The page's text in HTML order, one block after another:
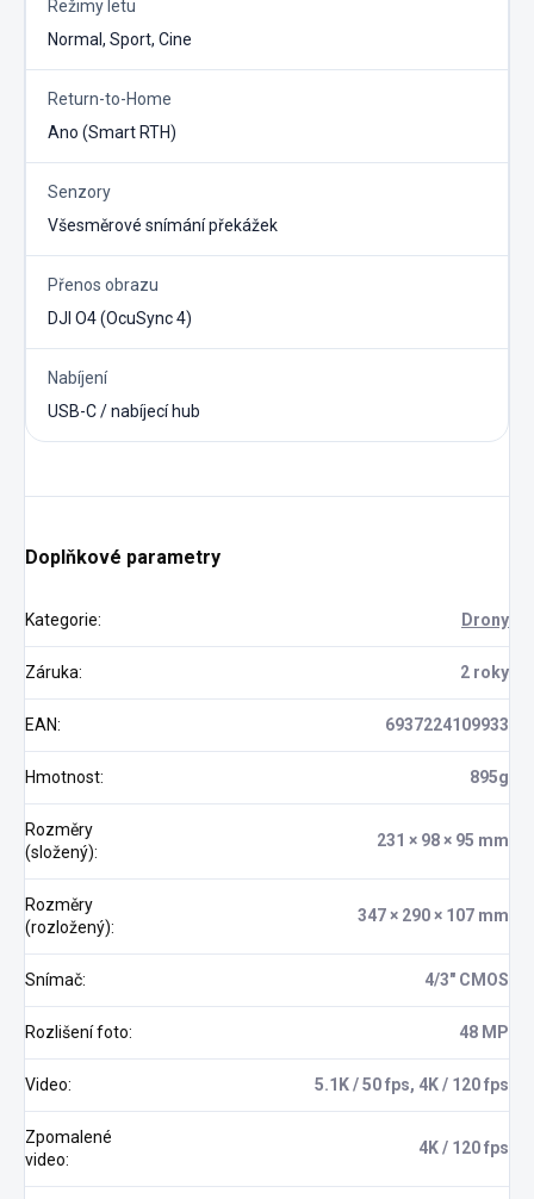
Režimy letu
Normal, Sport, Cine
Return-to-Home
Ano (Smart RTH)
Senzory
Všesměrové snímání překážek
Přenos obrazu
DJI O4 (OcuSync 4)
Nabíjení
USB-C / nabíjecí hub
Doplňkové parametry
Kategorie: Drony
Záruka: 2 roky
EAN: 6937224109933
Hmotnost: 895g
Rozměry
(složený):
231 × 98 × 95 mm
Rozměry
(rozložený):
347 × 290 × 107 mm
Snímač: 4/3" CMOS
Rozlišení foto: 48 MP
Video: 5.1K / 50 fps, 4K / 120 fps
Zpomalené
video:
4K / 120 fps